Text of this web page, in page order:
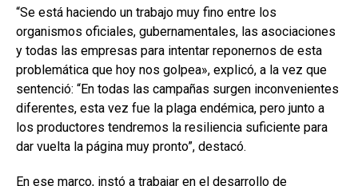
“Se está haciendo un trabajo muy fino entre los
organismos oficiales, gubernamentales, las asociaciones
y todas las empresas para intentar reponernos de esta
problemática que hoy nos golpea», explicó, a la vez que
sentenció: “En todas las campañas surgen inconvenientes
diferentes, esta vez fue la plaga endémica, pero junto a
los productores tendremos la resiliencia suficiente para
dar vuelta la página muy pronto”, destacó.
En ese marco, instó a trabajar en el desarrollo de